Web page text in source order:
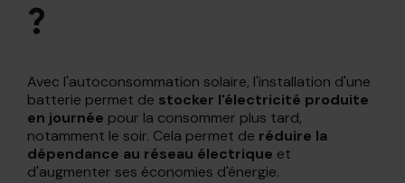
?
Avec l'autoconsommation solaire, l'installation d'une
batterie permet de stocker l'électricité produite
en journée pour la consommer plus tard,
notamment le soir. Cela permet de réduire la
dépendance au réseau électrique et
d'augmenter ses économies d'énergie.